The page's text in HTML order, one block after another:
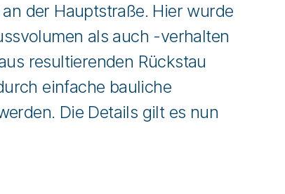
der Hauptstraße. Hier wurde
als auch -verhalten
resultierenden Rückstau
einfache bauliche
Die Details gilt es nun